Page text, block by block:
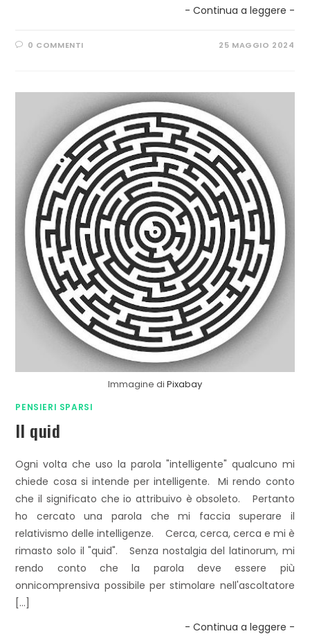
- Continua a leggere -
0 COMMENTI 25 MAGGIO 2024
Immagine di Pixabay
PENSIERI SPARSI
Il quid
Ogni volta che uso la parola "intelligente" qualcuno mi
chiede cosa si intende per intelligente. Mi rendo conto
che il significato che io attribuivo è obsoleto. Pertanto
ho cercato una parola che mi faccia superare il
relativismo delle intelligenze. Cerca, cerca, cerca e mi è
rimasto solo il "quid". Senza nostalgia del latinorum, mi
rendo conto che la parola deve essere più
onnicomprensiva possibile per stimolare nell'ascoltatore
[…]
- Continua a leggere -